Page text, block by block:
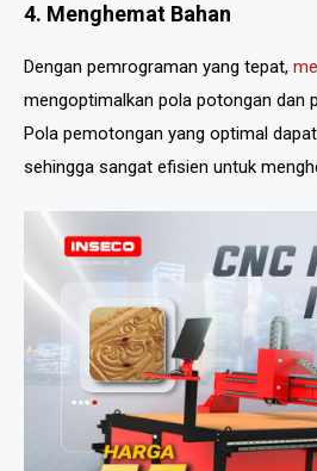
4. Menghemat Bahan
Dengan pemrograman yang tepat,
mengoptimalkan pola potongan dan
Pola pemotongan yang optimal
sehingga sangat efisien untuk